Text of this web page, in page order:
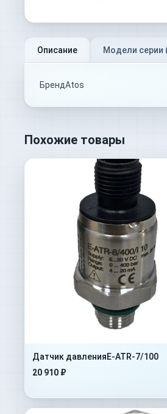
Описание Модели серии
БрендAtos
Похожие товары
Датчик давленияE-ATR-7/100
20 910 ₽